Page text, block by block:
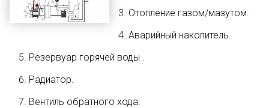
Отопление газом/мазутом.
Аварийный накопитель.
Резервуар горячей воды .
Радиатор.
Вентиль обратного хода.